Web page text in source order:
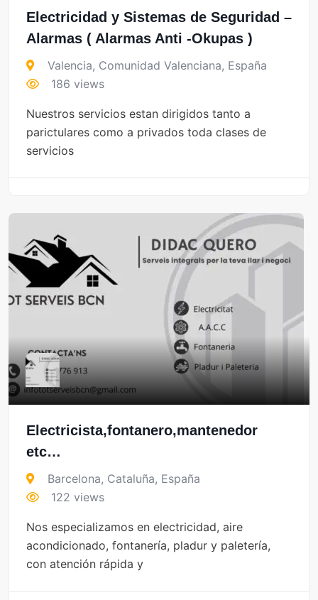
Electricidad y Sistemas de Seguridad –
Alarmas ( Alarmas Anti -Okupas )
Valencia, Comunidad Valenciana, España
186 views
Nuestros servicios estan dirigidos tanto a
parictulares como a privados toda clases de
servicios
Electricista,fontanero,mantenedor
etc…
Barcelona, Cataluña, España
122 views
Nos especializamos en electricidad, aire
acondicionado, fontanería, pladur y paletería,
con atención rápida y